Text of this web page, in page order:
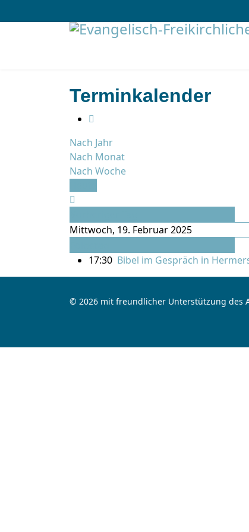
Terminkalender
Nach Jahr
Nach Monat
Nach Woche
Mittwoch, 19. Februar 2025
17:30 Bibel im Gespräch in
© 2026 mit freundlicher Unterstützung des